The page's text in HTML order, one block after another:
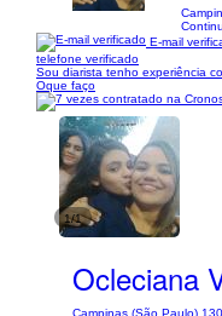
E-mail
telefone verificado
Sou diarista tenho experiência
Oque faço
1/1
Ocleciana
Campinas (São Paulo)